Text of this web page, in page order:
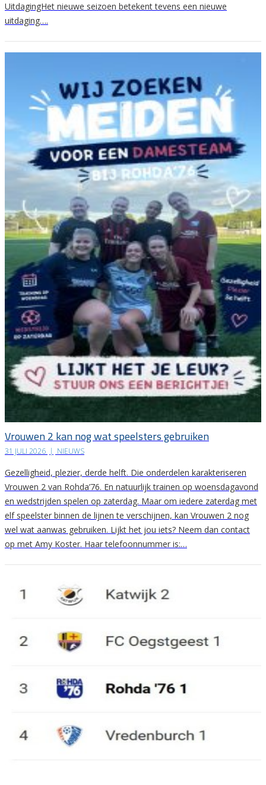
UitdagingHet nieuwe seizoen betekent tevens een nieuwe
uitdaging….
Vrouwen 2 kan nog wat speelsters gebruiken
31 JULI 2026 | NIEUWS
Gezelligheid, plezier, derde helft. Die onderdelen karakteriseren
Vrouwen 2 van Rohda’76. En natuurlijk trainen op woensdagavond
en wedstrijden spelen op zaterdag. Maar om iedere zaterdag met
elf speelster binnen de lijnen te verschijnen, kan Vrouwen 2 nog
wel wat aanwas gebruiken. Lijkt het jou iets? Neem dan contact
op met Amy Koster. Haar telefoonnummer is:…